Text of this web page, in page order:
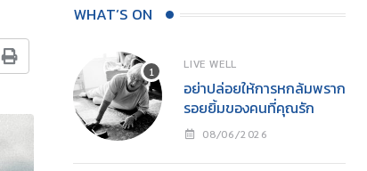
WHAT’S ON
LIVE WELL
อย่าปล่อยให้การหกล้มพราก
รอยยิ้มของคนที่คุณรัก
08/06/2026